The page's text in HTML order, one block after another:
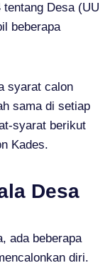
tentang Desa (UU
beberapa
syarat calon
sama di setiap
syarat berikut
Kades.
Desa
ada beberapa
diri.